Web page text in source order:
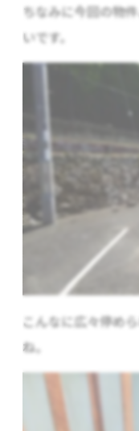
ちなみに今回の物
いです。
こんなに広々停め
ね。